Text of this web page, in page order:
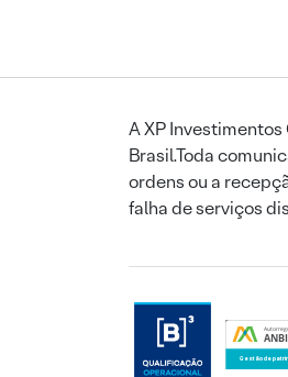
A XP
Brasil.Toda
ordens ou a
falha de serviços